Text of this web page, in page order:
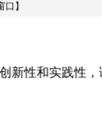
口】
性和实践性，